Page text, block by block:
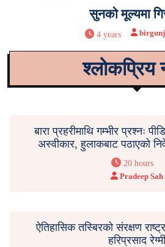
सुनको मूल्यमा
4 years
श्लोकप्रिय
बारा प्रहरीमाथि गम्भीर प्रश्नः
अस्वीकार, हुलाकबाट पठाएको
20 hours
Pradeep Sah
ऐतिहासिक तस्बिरको संरक्षण
हरिप्रसाद रेग्मी